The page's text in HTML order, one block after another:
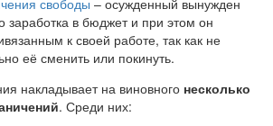
заработка в бюджет и при этом он
к своей работе, так как не
её сменить или покинуть.
накладывает на виновного несколько
. Среди них: